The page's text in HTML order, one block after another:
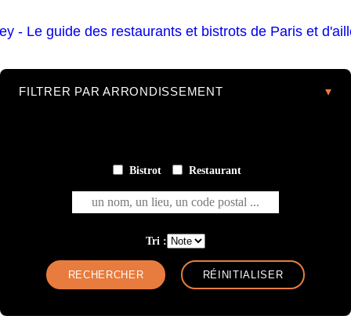
FILTRER PAR ARRONDISSEMENT
Bistrot Restaurant
un nom, un lieu, un code postal ...
Tri :